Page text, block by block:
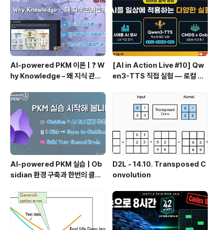
AI-powered PKM 이론 | ❓ W
hy Knowledge – 왜 지식 관리
보에서 지식으로의 전환, 🛠️ 지식
관리 실패 패턴과 극복
[AI in Action Live #10] Qw
en3-TTS 직접 실험 — 로컬 설
AI-powered PKM 실습 | Ob
sidian 환경 구축과 한번의 클릭
(Web Clipper)
D2L - 14.10. Transposed C
onvolution